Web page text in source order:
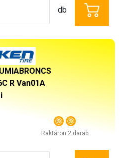
db
R Van01A
Raktáron 2 darab